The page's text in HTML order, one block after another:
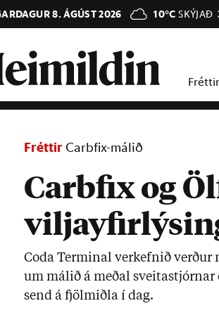
8. ÁGÚST 2026 10°C SKÝJAÐ
Fréttir
Fréttir Carbfix-málið
Carbfix og
Coda Term­inal verk­efn­ið verð­ur
um mál­ið á með­al
send á fjöl­miðla í dag.